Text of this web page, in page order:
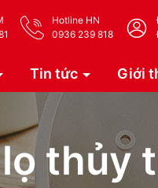
Hotline HN
0936 239 818
Tin tức Giới
thủy